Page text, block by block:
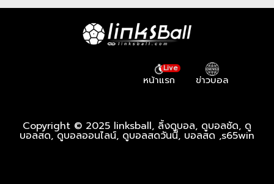
ข่าวบอล
Live
หน้าแรก
Copyright © 2025 linksball, ลิ้งดูบอล, ดูบอลชัด, ดู
บอลสด, ดูบอลออนไลน์, ดูบอลสดวันนี้, บอลสด ,s65win